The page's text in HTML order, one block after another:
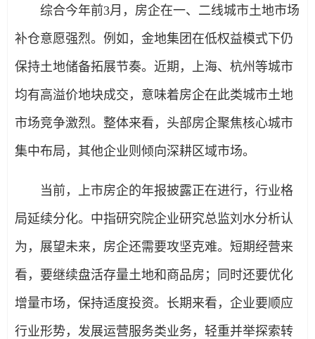
综合今年前3月，房企在一、二线城市土地市场
补仓意愿强烈。例如，金地集团在低权益模式下仍
保持土地储备拓展节奏。近期，上海、杭州等城市
均有高溢价地块成交，意味着房企在此类城市土地
市场竞争激烈。整体来看，头部房企聚焦核心城市
集中布局，其他企业则倾向深耕区域市场。
当前，上市房企的年报披露正在进行，行业格
局延续分化。中指研究院企业研究总监刘水分析认
为，展望未来，房企还需要攻坚克难。短期经营来
看，要继续盘活存量土地和商品房；同时还要优化
增量市场，保持适度投资。长期来看，企业要顺应
行业形势，发展运营服务类业务，轻重并举探索转